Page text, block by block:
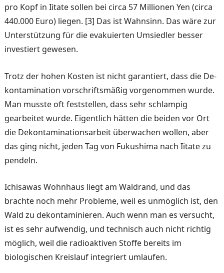
pro Kopf in Iitate sollen bei circa 57 Millionen Yen (circa
440.000 Euro) lie­gen. [3] Das ist Wahnsinn. Das wäre zur
Unterstützung für die evakuierten Umsiedler besser
investiert gewesen.
Trotz der hohen Kosten ist nicht garantiert, dass die De­
kontamination vorschriftsmä­ßig vorgenommen wurde.
Man musste oft feststellen, dass sehr schlampig
gearbeitet wurde. Eigentlich hätten die beiden vor Ort
die Dekonta­minationsarbeit überwachen wollen, aber
das ging nicht, jeden Tag von Fukushima nach Iitate zu
pendeln.
Ichisawas Wohnhaus liegt am Waldrand, und das
brachte noch mehr Probleme, weil es unmöglich ist, den
Wald zu dekontaminieren. Auch wenn man es versucht,
ist es sehr aufwendig, und technisch auch nicht richtig
möglich, weil die radioaktiven Stoffe bereits im
biologischen Kreis­lauf integriert umlaufen.